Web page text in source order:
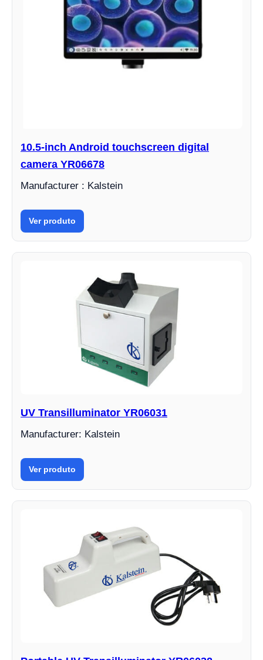
10.5-inch Android touchscreen digital
camera YR06678
Manufacturer : Kalstein
Ver produto
UV Transilluminator YR06031
Manufacturer: Kalstein
Ver produto